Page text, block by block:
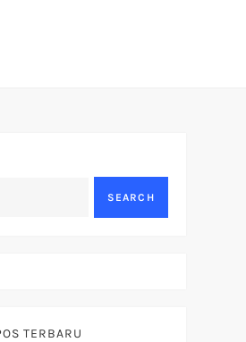
SEARCH
TERBARU